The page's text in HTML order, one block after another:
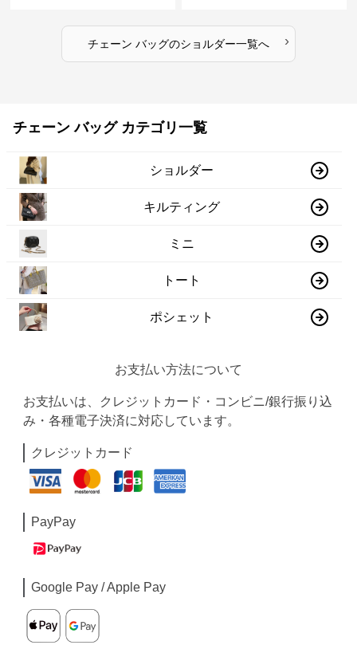
チェーン バッグのショルダー一覧へ ›
チェーン バッグ カテゴリ一覧
ショルダー
キルティング
ミニ
トート
ポシェット
お支払い方法について
お支払いは、クレジットカード・コンビニ/銀行振り込
み・各種電子決済に対応しています。
クレジットカード
PayPay
Google Pay / Apple Pay